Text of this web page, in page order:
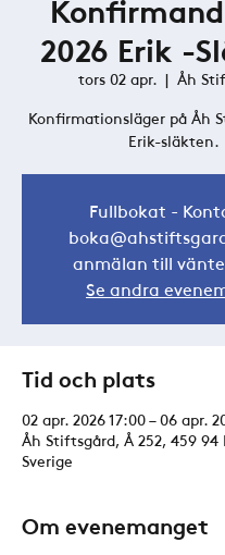
2026 Erik -
tors 02 apr.
  |
Åh
Konfirmationsläger på Åh
Erik-släkten.
Fullbokat -
anmälan till
Se andra
Tid och plats
02 apr. 2026 17:00 – 06 apr.
Åh Stiftsgård, Å 252, 459 94
Sverige
Om evenemanget